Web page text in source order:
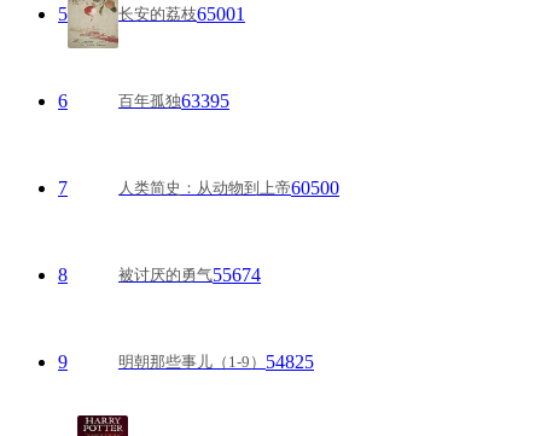
5 长安的荔枝65001
6 百年孤独63395
7 人类简史：从动物到上帝60500
8 被讨厌的勇气55674
9 明朝那些事儿（1-9） 54825